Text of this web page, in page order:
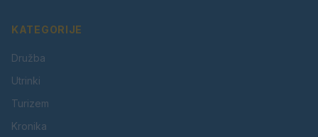
KATEGORIJE
Družba
Utrinki
Turizem
Kronika